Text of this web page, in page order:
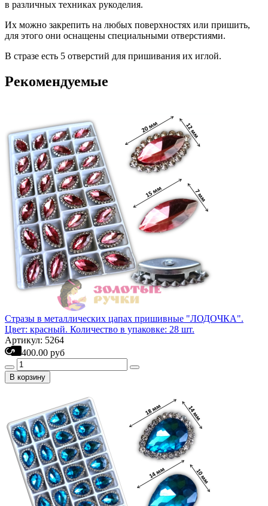
в различных техниках рукоделия.
Их можно закрепить на любых поверхностях или пришить,
для этого они оснащены специальными отверстиями.
В стразе есть 5 отверстий для пришивания их иглой.
Рекомендуемые
Стразы в металлических цапах пришивные "ЛОДОЧКА".
Цвет: красный. Количество в упаковке: 28 шт.
Артикул: 5264
400.00 руб
В корзину